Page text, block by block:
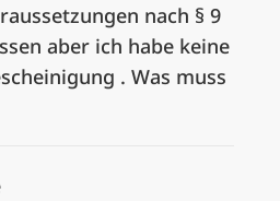
nach § 9
aber ich habe keine
. Was muss